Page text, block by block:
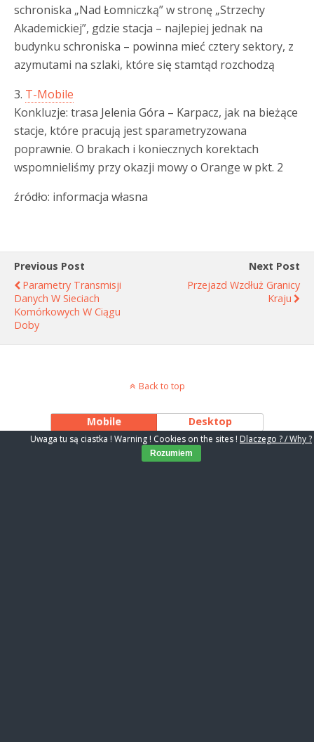
schroniska „Nad Łomniczką” w stronę „Strzechy
Akademickiej”, gdzie stacja – najlepiej jednak na
budynku schroniska – powinna mieć cztery sektory, z
azymutami na szlaki, które się stamtąd rozchodzą
3. T-Mobile
Konkluzje: trasa Jelenia Góra – Karpacz, jak na bieżące
stacje, które pracują jest sparametryzowana
poprawnie. O brakach i koniecznych korektach
wspomnieliśmy przy okazji mowy o Orange w pkt. 2
źródło: informacja własna
Previous Post
Parametry Transmisji
Danych W Sieciach
Komórkowych W Ciągu
Doby
Next Post
Przejazd Wzdłuż Granicy
Kraju
Back to top
Mobile Desktop
Uwaga tu są ciastka ! Warning ! Cookies on the sites ! Dlaczego ? / Why ?
Rozumiem